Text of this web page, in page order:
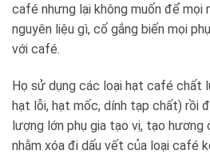
café nhưng lại không muốn để mọi
nguyên liệu gì, cố gắng biến mọi
với café.
Họ sử dụng các loại hạt café chất
hạt lỗi, hạt mốc, dính tạp chất) rồi
lượng lớn phụ gia tạo vị, tạo
nhằm xóa đi dấu vết của loại café